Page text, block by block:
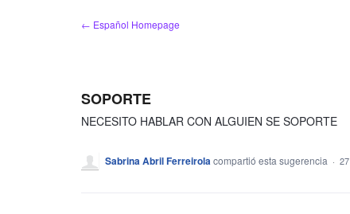
← Español Homepage
SOPORTE
NECESITO HABLAR CON ALGUIEN SE SOPORTE
Sabrina Abril Ferreirolacompartió esta sugerencia ·